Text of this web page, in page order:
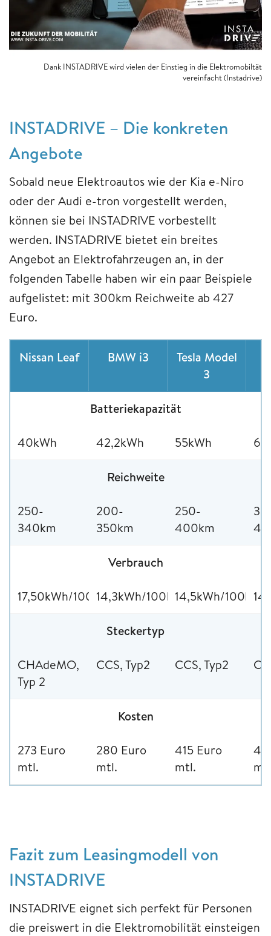
Dank INSTADRIVE wird vielen der Einstieg in die Elektromobiltät
vereinfacht (Instadrive)
INSTADRIVE – Die konkreten
Angebote
Sobald neue Elektroautos wie der Kia e-Niro
oder der Audi e-tron vorgestellt werden,
können sie bei INSTADRIVE vorbestellt
werden. INSTADRIVE bietet ein breites
Angebot an Elektrofahrzeugen an, in der
folgenden Tabelle haben wir ein paar Beispiele
aufgelistet: mit 300km Reichweite ab 427
Euro.
Nissan Leaf BMW i3
Tesla Model
3
Batteriekapazität
40kWh 42,2kWh 55kWh
Reichweite
250-
340km
200-
350km
250-
400km
Verbrauch
17,50kWh/100km14,3kWh/100km14,5kWh/100km
Steckertyp
CHAdeMO,
Typ 2
CCS, Typ2 CCS, Typ2
Kosten
273 Euro
mtl.
280 Euro
mtl.
415 Euro
mtl.
Fazit zum Leasingmodell von
INSTADRIVE
INSTADRIVE eignet sich perfekt für Personen
die preiswert in die Elektromobilität einsteigen